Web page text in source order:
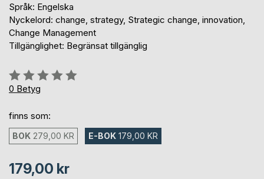
Språk: Engelska
Nyckelord: change, strategy, Strategic change, innovation,
Change Management
Tillgänglighet: Begränsat tillgänglig
Betyg::
0%
0 Betyg
finns som:
BOK 279,00 KR E-BOK 179,00 KR
179,00 kr